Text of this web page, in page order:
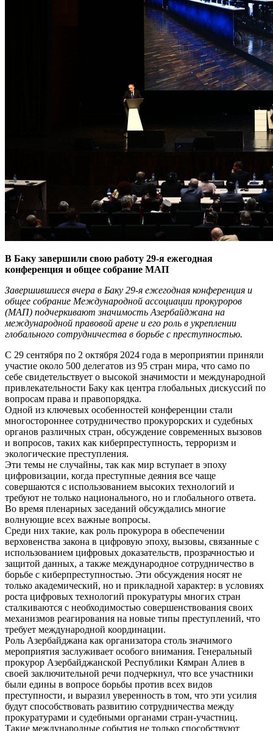
В Баку завершили свою работу 29-я ежегодная
конференция и общее собрание МАП
Завершившиеся вчера в Баку 29-я ежегодная конференция и
общее собрание Международной ассоциации прокуроров
(МАП) подчеркивают значимость Азербайджана на
международной правовой арене и его роль в укреплении
глобального сотрудничества в борьбе с преступностью.
С 29 сентября по 2 октября 2024 года в мероприятии приняли
участие около 500 делегатов из 95 стран мира, что само по
себе свидетельствует о высокой значимости и международной
привлекательности Баку как центра глобальных дискуссий по
вопросам права и правопорядка.
Одной из ключевых особен­ностей конференции стали
многостороннее сотрудничество прокурорских и судебных
органов различных стран, обсуждение современных вызовов
и вопросов, таких как киберпреступность, терроризм и
экологические преступления.
Эти темы не случайны, так как мир вступает в эпоху
цифровизации, когда преступные деяния все чаще
совершаются с использованием высоких технологий и
требуют не только национального, но и глобального ответа.
Во время пленарных заседаний обсуждались многие
волнующие всех важные вопросы.
Среди них такие, как роль прокурора в обеспечении
верховенства закона в цифровую эпоху, вызовы, связанные с
использованием цифровых доказательств, прозрачностью и
защитой данных, а также международное сотрудничество в
борьбе с киберпреступностью. Эти обсуждения носят не
только академический, но и прикладной характер: в условиях
роста цифровых технологий прокуратуры многих стран
сталкиваются с необходимостью совершенствования своих
механизмов реагирования на новые типы преступлений, что
требует международной координации.
Роль Азербайджана как организатора столь значимого
мероприятия заслуживает особого внимания. Генеральный
прокурор Азербайджанской Республики Кямран Алиев в
своей заключительной речи подчеркнул, что все участники
были едины в вопросе борьбы против всех видов
преступности, и выразил уверенность в том, что эти усилия
будут способствовать развитию сотрудничества между
прокуратурами и судебными органами стран-участниц.
Такие международные события не только способствуют